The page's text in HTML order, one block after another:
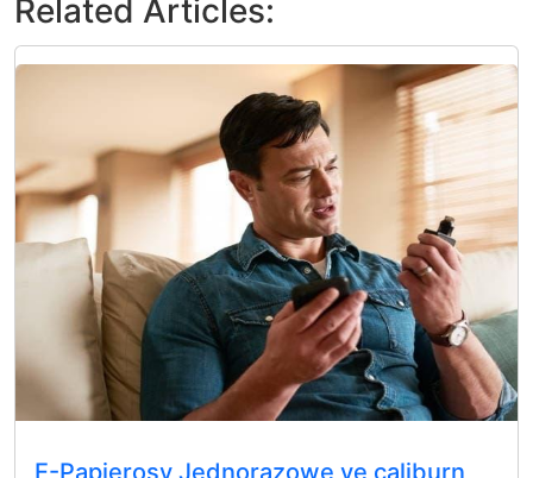
Related Articles:
E-Papierosy Jednorazowe ve caliburn